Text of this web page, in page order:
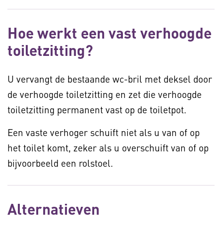
Hoe werkt een vast verhoogde
toiletzitting?
U vervangt de bestaande wc-bril met deksel door
de verhoogde toiletzitting en zet die verhoogde
toiletzitting permanent vast op de toiletpot.
Een vaste verhoger schuift niet als u van of op
het toilet komt, zeker als u overschuift van of op
bijvoorbeeld een rolstoel.
Alternatieven